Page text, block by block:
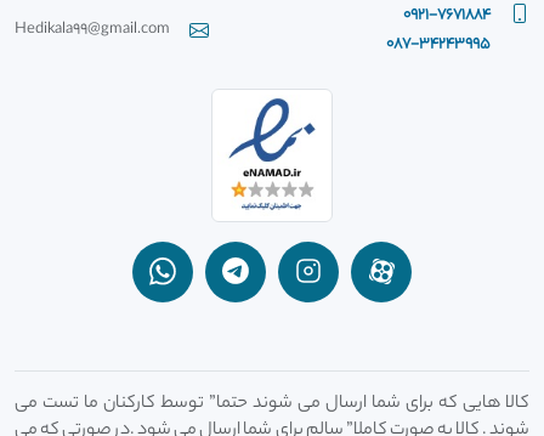
0921-7671884
087-34243995
Hedikala99@gmail.com
کالا هایی که برای شما ارسال می شوند حتما” توسط کارکنان ما تست می